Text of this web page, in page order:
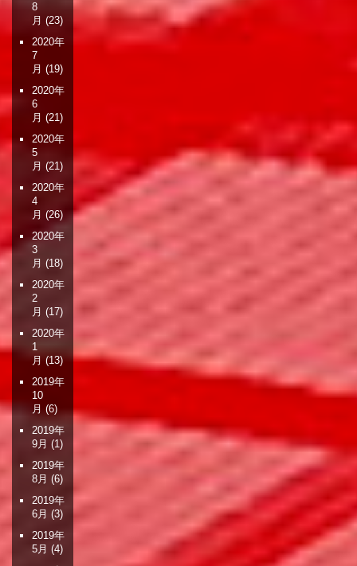
8
月 (23)
2020年
7
月 (19)
2020年
6
月 (21)
2020年
5
月 (21)
2020年
4
月 (26)
2020年
3
月 (18)
2020年
2
月 (17)
2020年
1
月 (13)
2019年
10
月 (6)
2019年
9月 (1)
2019年
8月 (6)
2019年
6月 (3)
2019年
5月 (4)